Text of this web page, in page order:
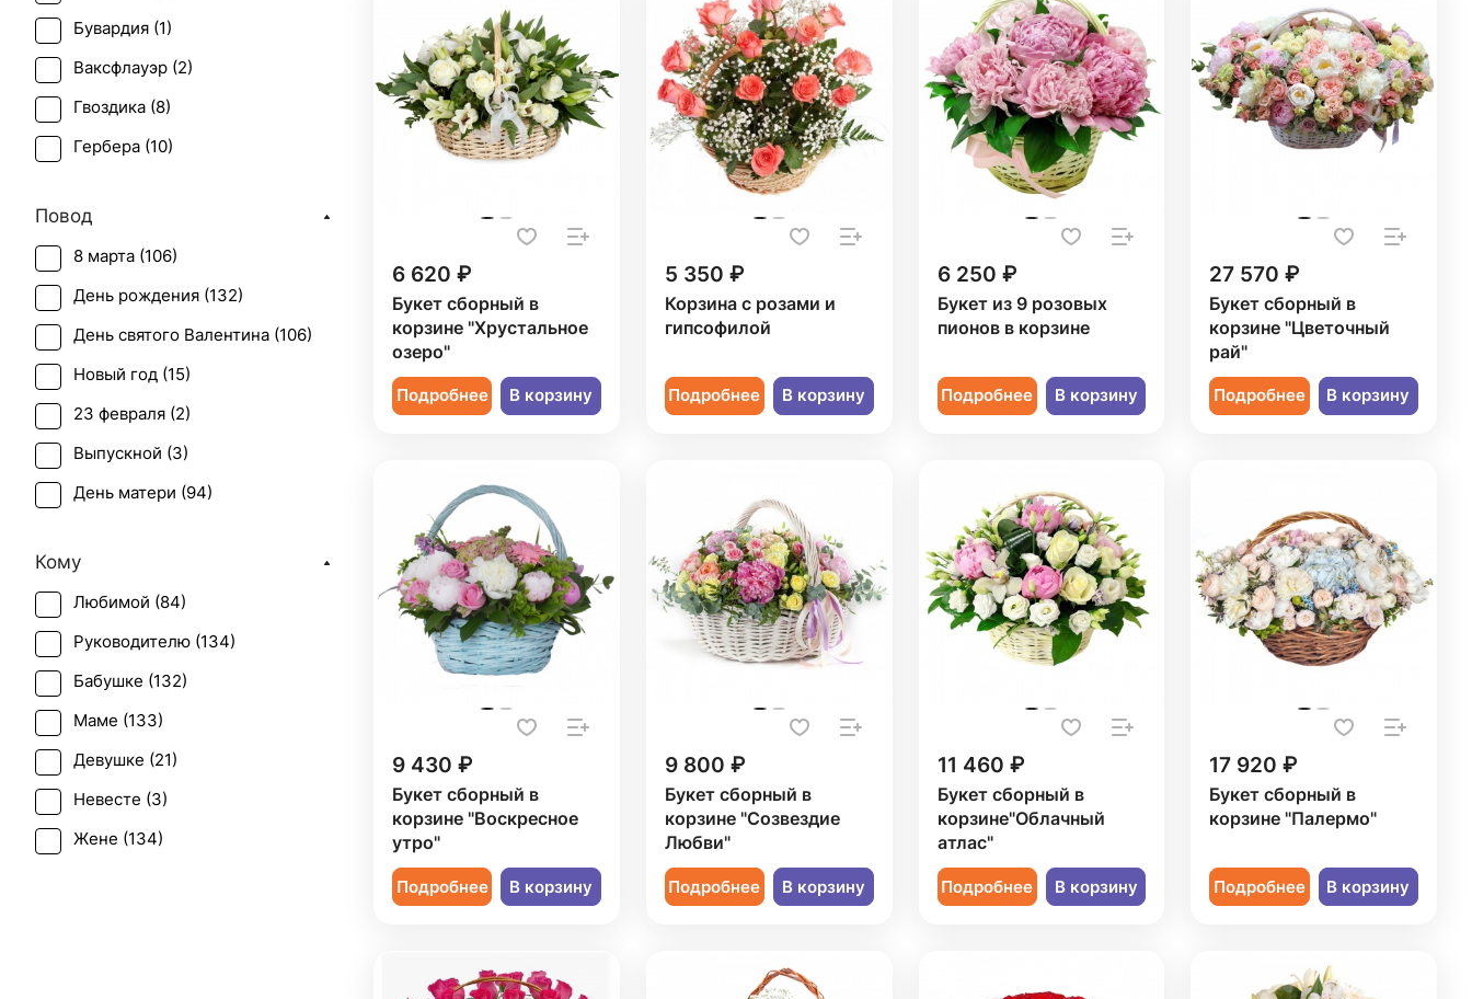
6 620 ₽
Букет сборный в
корзине "Хрустальное
озеро"
Подробнее В корзину
5 350 ₽
Корзина с розами и
гипсофилой
Подробнее В корзину
6 250 ₽
Букет из 9 розовых
пионов в корзине
Подробнее В корзину
27 570 ₽
Букет сборный в
корзине "Цветочный
рай"
Подробнее В корзину
9 430 ₽
Букет сборный в
корзине "Воскресное
утро"
Подробнее В корзину
9 800 ₽
Букет сборный в
корзине "Созвездие
Любви"
Подробнее В корзину
11 460 ₽
Букет сборный в
корзине"Облачный
атлас"
Подробнее В корзину
17 920 ₽
Букет сборный в
корзине "Палермо"
Подробнее В корзину
Бувардия (1)
Ваксфлауэр (2)
Гвоздика (8)
Гербера (10)
Гиперикум (
Гипсофила (7
Гортензия (5)
Ирис (4)
Лилия ( 7)
Лимониум ( 2)
Маттиола ( 1)
Нарцисс (1)
Повод
8 марта (106)
День рождения (132)
День святого Валентина (106)
Новый год (15)
23 февраля (2)
Выпускной (3)
День матери (94)
Пасха (
Первое свидание (
Рождение ребенка (
Рождество (15
Свадьба (4)
Татьянин день (
Юбилей (128
Кому
Любимой (84)
Руководителю (134)
Бабушке (132)
Маме (133)
Девушке (21)
Невесте (3)
Жене (134)